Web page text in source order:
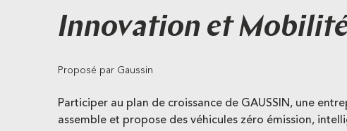
Innovation et
Proposé par Gaussin
Participer au plan de croissance de GAUSSIN, une
assemble et propose des véhicules zéro émission,